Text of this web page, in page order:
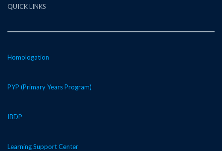
QUICK LINKS
Homologation
PYP (Primary Years Program)
IBDP
Learning Support Center